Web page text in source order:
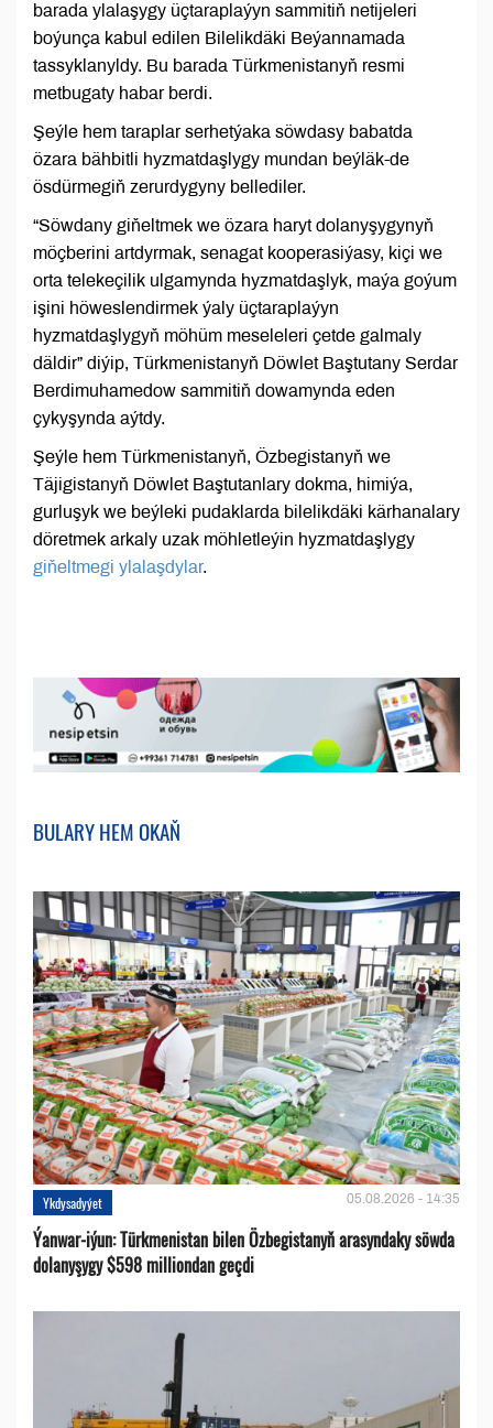
barada ylalaşygy üçtaraplaýyn sammitiň netijeleri
boýunça kabul edilen Bilelikdäki Beýannamada
tassyklanyldy. Bu barada Türkmenistanyň resmi
metbugaty habar berdi.
Şeýle hem taraplar serhetýaka söwdasy babatda
özara bähbitli hyzmatdaşlygy mundan beýläk-de
ösdürmegiň zerurdygyny bellediler.
“Söwdany giňeltmek we özara haryt dolanyşygynyň
möçberini artdyrmak, senagat kooperasiýasy, kiçi we
orta telekeçilik ulgamynda hyzmatdaşlyk, maýa goýum
işini höweslendirmek ýaly üçtaraplaýyn
hyzmatdaşlygyň möhüm meseleleri çetde galmaly
däldir” diýip, Türkmenistanyň Döwlet Baştutany Serdar
Berdimuhamedow sammitiň dowamynda eden
çykyşynda aýtdy.
Şeýle hem Türkmenistanyň, Özbegistanyň we
Täjigistanyň Döwlet Baştutanlary dokma, himiýa,
gurluşyk we beýleki pudaklarda bilelikdäki kärhanalary
döretmek arkaly uzak möhletleýin hyzmatdaşlygy
giňeltmegi ylalaşdylar.
BULARY HEM OKAŇ
Ykdysadyýet 05.08.2026 - 14:35
Ýanwar-iýun: Türkmenistan bilen Özbegistanyň arasyndaky söwda
dolanyşygy $598 milliondan geçdi